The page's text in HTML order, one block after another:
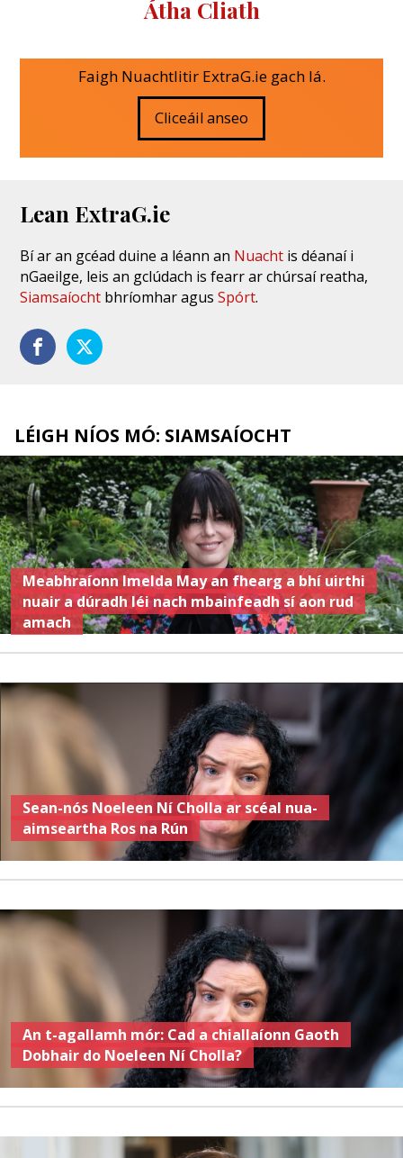
Átha Cliath
Faigh Nuachtlitir ExtraG.ie gach lá.
Cliceáil anseo
Lean ExtraG.ie
Bí ar an gcéad duine a léann an Nuacht is déanaí i
nGaeilge, leis an gclúdach is fearr ar chúrsaí reatha,
Siamsaíocht bhríomhar agusSpórt.
LÉIGH NÍOS MÓ: SIAMSAÍOCHT
Meabhraíonn Imelda May an fhearg a bhí uirthi
nuair a dúradh léi nach mbainfeadh sí aon rud
amach
Sean-nós Noeleen Ní Cholla ar scéal nua-
aimseartha Ros na Rún
An t-agallamh mór: Cad a chiallaíonn Gaoth
Dobhair do Noeleen Ní Cholla?